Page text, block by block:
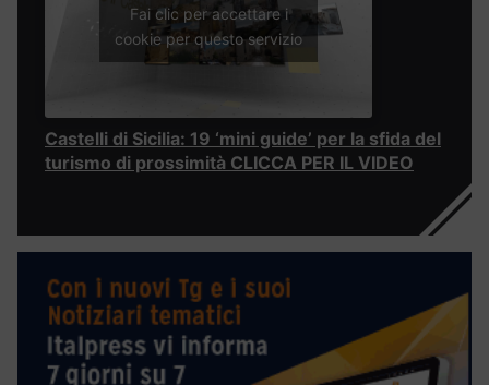
Fai clic per accettare i
cookie per questo servizio
Castelli di Sicilia: 19 ‘mini guide’ per la sfida del
turismo di prossimità CLICCA PER IL VIDEO